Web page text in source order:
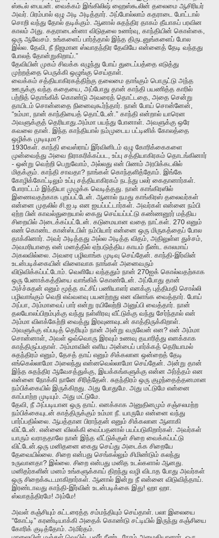
ஸ்கூல் பையன் வைக்கம் இங்கிலிஷ் ஹைஸ்கூலின் தலைமை ஆசிரியர்
அவர் பிரம்பால் ஏழு அடி அடித்தார் அப்போல்லாம் கதராடை
போட்டால்
சொறி வந்து தோல் தடிக்கும் ஆனால் சுதந்திர தாகம் தீயாகப் பரவின
காலம் அது கதராடைன்னா விடுதலை உணர்வு காந்தியின் கொள்கை
ஒரு ஆவேசம் உங்களைப் பார்த்தால் இந்த திருடனுங்களைப் போல
இல்ல தேவி நீ நிஜமான ஸ்வாதந்திர தேவியே என்னைத் தேடி வந்தது
போலத் தோன்றுகிறாய் .”
தேவியின் முகம் சிவக்க எழுந்து போய் துடைப்பத்தை எடுத்து
முற்றத்தை பெருக்கி ஒழுங்கு செய்தாள்
வைக்கம் சத்தியாகிரகத்திற்கு தலைமை தாங்கும் பொருட்டு அந்த
ஊருக்கு வந்த கதையை அப்போது தான் காந்தி பயணித்த காரில்
பற்றித் தொங்கிக் கொண்டு அவரைத் தொட்டதை அதை சென்று
தாயிடம் சொன்னதை நினைவுகூர்ந்தார் நான் போய் சொன்னேன்
“உம்மா நான் காந்தியைத் தொட்டேன் .” காந்தி என்றால் யாரென
அவளுக்குத் தெரியாது அம்மா பயந்து போனாள் அவளுக்கு ஒரே
கவலை தான் இந்த காந்தியால் நம்முடைய பட்டினிக் கோலத்தை
ஒழிக்க முடியுமா?
1930கள் காந்தி வைஸ்ராய் இர்வினிடம் ஏழு கோரிக்கைகளை
முன்வைத்து அவை நிராகரிக்கப்பட உப்பு சத்தியாகிரகம் தொடங்கினார்
- ஒன்று வெற்றி பெறுவோம் அல்லது என் பிணம் அரபிக்கடலில்
மிதக்கும் காந்தி சாவதா? நாங்கள் கொந்தளித்தோம் இங்கே
கோழிக்கோட்டிலும் உப்பு சத்தியாகிரகம் நடந்து பலர் கைதானார்கள்
போராட்டம் இந்தியா முழுக்க வெடித்தது நான் காங்கிரஸில்
இணைவதற்காக புறப்பட்டேன் ஆனால் நமது காங்கிரஸ் தலைவர்கள்
என்னை முதலில் சி ஐ டி என ஐயப்பட்டார்கள் அவர்கள் என்னை நம்பி
ஏற்ற பின் காவல்துறையால் கைது செய்யப்பட்டு கண்ணனூர் மத்திய
சிறையில் அடைக்கப்பட்டேன் கடுமையான வதை நாட்கள் . 270 எனும்
எண் கொண்ட கான்ஸ்டபிள் நம்பியார் என்னை ஒரு மிருகத்தைப் போல
தாக்கினார் அவர் அடித்தது அல்ல அடித்த விதம் அதிலுள்ள துச்சம்
அவமரியாதை என் மனத்தில் ஏற்படுத்திய காயம் நீண்ட
காலமாய்
அகலவில்லை அவரை பழிவாங்க முடிவு செய்தேன் காந்தி-இர்வின்
உடன்படிக்கையின் விளைவாக நாங்கள் அனைவரும்
விடுவிக்கப்பட்டோம் வெளியே வந்ததும் நான் 270ஐக் கொல்வதற்காக
ஒரு பேனாக்கத்தியை வாங்கிக் கொண்டேன் அப்போது தான்
அச்ச்சுதன் எனும் மூத்த கட்சிப் பணியாளர் எனக்கு புத்திமதி சொல்லி
பழிவாங்கும் வெறி எவ்வளவு பயனற்றது என விளங்க வைத்தார் போய்
அப்பா அம்மாவைப் பார் என்று ரயிலேற்றி அனுப்பி வைத்தார் நான்
தலயோலப்பிறம்புக்கு வந்து நள்ளிரவு வீட்டுக்கு வந்து சேர்ந்தால் என்
அம்மா விளக்கேற்றி வைத்து இரவுணவுடன் காத்திருக்கிறாள்
அவளுக்கு எப்படித் தெரியும் நான் அன்று வருவேன் என? என் அம்மா
சொன்னாள் அவள் ஒவ்வொரு இரவும் உணவு தயாரித்து எனக்காக
காத்திருப்பதாள் அம்மாவின் எளிய அன்பைப் பார்க்கத் தெரியாமல்
சுதந்திரம் எனும் தேசத் தாய் எனும் சிக்கலான ஒன்றைத் தேடி
எங்கெல்லாமோ அலைந்து என்னவெல்லாமோ செய்தேன் அன்று தான்
இந்த சுதந்திர ஆவேசத்துக்கு இயக்கங்களுக்கு என்ன அர்த்தம் என
என்னை நோக்கி நானே சிரித்தேன் சுதந்திரம் ஒரு குழந்தைத்தனமான
நம்பிக்கையில் இருக்கிறது அது போதுமே அது மட்டுமே என்னை
காப்பாற்ற முடியும் அது மட்டுமே
தேவி நீ அப்படியான ஒரு தாய் எனக்காக அனுதினமும் சஞ்சலமற்ற
நம்பிக்கையுடன் காத்திருக்கும் உம்மா நீ. யாருமே என்னை வந்து
பார்ப்பதில்லை ஆபத்தான பிராந்தன் எனும் சிக்கலான ஆளாகி
விட்டேன் என்னை விலக்கி வைப்பதனால் பயப்படுகிறார்கள் அவர்கள்
யாரும் வராததாலே நான் இந்த வீட்டுக்குள் சிறை வைக்கப்பட்டு
விட்டேன் ஒரு மனிதனை கைது செய்து அடைக்க சிறையே
தேவையில்லை சிறை என்பது செங்கல்லும் சிமிண்டும் கலந்து
உருவானதா? இல்லை சிறை என்பது மனித உடல்களால் ஆனது
மனிதர்களின் மனம் உங்களுக்காய் திறந்து வழி விடாத போது அவர்கள்
ஒரு சிறைக்கூடமாகிறார்கள் ஆனால் இன்று நீ என்னை விடுவித்தாய்
இரண்டாவது காந்தி-இர்வின் உடன்படிக்கை இது! ஹா ஹா
ஸ்வாதந்திரமே! அம்மே!
அவள் கஞ்சியும் சுட்டரைத்த சம்மந்தியும் செய்தாள் பலா இலையை
“கோட்டி” கரண்டியாக்கி அதைக் கொண்டு சட்டியில் இருந்து கஞ்சியை
கோரிக் குடித்தோம் அமிர்தம்